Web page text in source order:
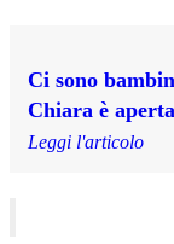
Ci sono
Chiara è
Leggi l'articolo